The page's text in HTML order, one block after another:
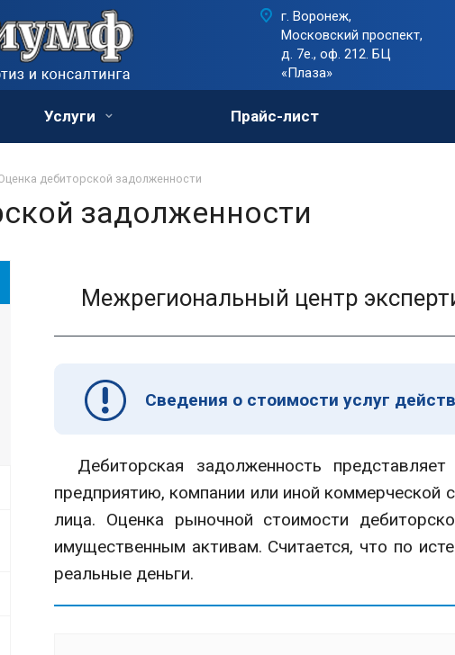
г. Воронеж,
Московский проспект,
д. 7е., оф. 212. БЦ
«Плаза»
Услуги Прайс-лист
дебиторской задолженности
задолженности
Межрегиональный центр
Сведения о стоимости услуг
Дебиторская задолженность
предприятию, компании или иной коммерческой
лица. Оценка рыночной стоимости
имущественным активам. Считается, что по
реальные деньги.